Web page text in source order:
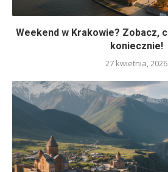
Weekend w Krakowie? Zobacz,
koniecznie!
27 kwietnia, 2026